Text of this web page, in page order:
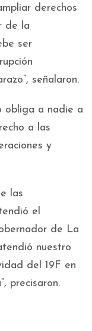
derechos
de la
ser
señalaron.
obliga a nadie a
a las
y
las
el
de La
nuestro
del 19F en
precisaron.